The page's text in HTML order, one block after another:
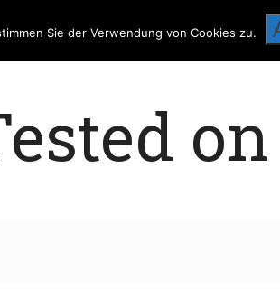
Sie der Verwendung von Cookies zu.